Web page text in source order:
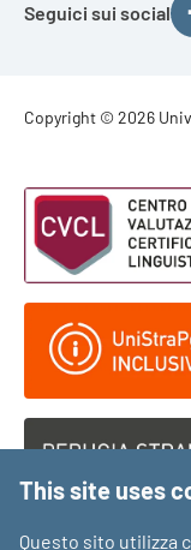
Seguici sui social
Footer -
Copyright © 2026
Footer -
This site uses
Questo sito utilizza